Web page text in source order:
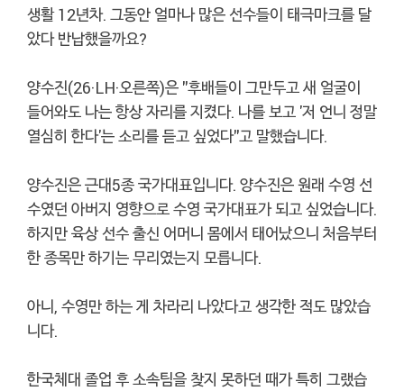
생활 12년차. 그동안 얼마나 많은 선수들이 태극마크를 달
았다 반납했을까요?
양수진(26·LH·오른쪽)은 "후배들이 그만두고 새 얼굴이
들어와도 나는 항상 자리를 지켰다. 나를 보고 '저 언니 정말
열심히 한다'는 소리를 듣고 싶었다"고 말했습니다.
양수진은 근대5종 국가대표입니다. 양수진은 원래 수영 선
수였던 아버지 영향으로 수영 국가대표가 되고 싶었습니다.
하지만 육상 선수 출신 어머니 몸에서 태어났으니 처음부터
한 종목만 하기는 무리였는지 모릅니다.
아니, 수영만 하는 게 차라리 나았다고 생각한 적도 많았습
니다.
한국체대 졸업 후 소속팀을 찾지 못하던 때가 특히 그랬습